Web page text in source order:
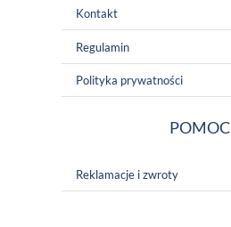
Kontakt
Regulamin
Polityka prywatności
POMOC
Reklamacje i zwroty